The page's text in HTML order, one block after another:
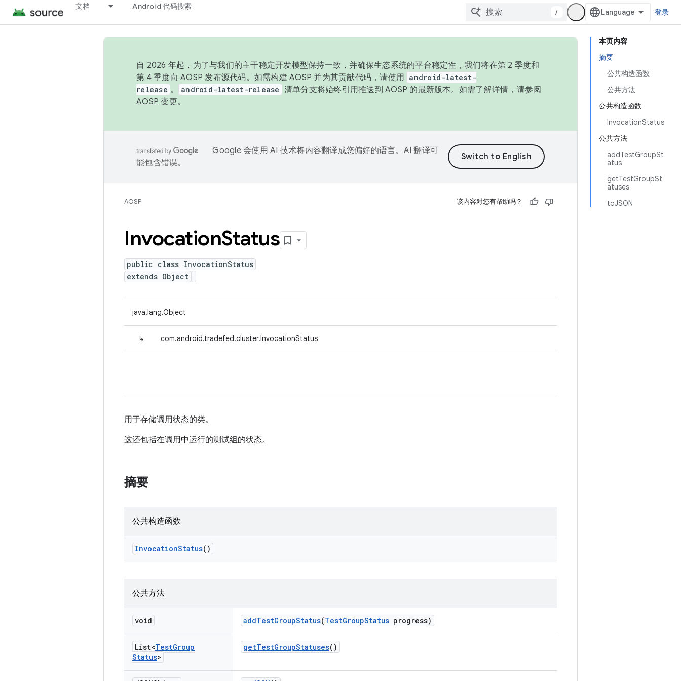
文档 Android 代码搜索
/ 登录
本页内容
摘要
公共构造函数
公共方法
公共构造函数
InvocationStatus
公共方法
addTestGroupSt
atus
getTestGroupSt
atuses
toJSON
自 2026 年起，为了与我们的主干稳定开发模型保持一致，并确保生态系统的平台稳定性，我们将在第 2 季度和
第 4 季度向 AOSP 发布源代码。如需构建 AOSP 并为其贡献代码，请使用 android-latest-
release 。 android-latest-release 清单分支将始终引用推送到 AOSP 的最新版本。如需了解详情，请参阅
AOSP 变更。
Google 会使用 AI 技术将内容翻译成您偏好的语言。AI 翻译可
能包含错误。
AOSP 该内容对您有帮助吗？
InvocationStatus
public class InvocationStatus
extends Object
java.lang.Object
↳ com.android.tradefed.cluster.InvocationStatus
用于存储调用状态的类。
这还包括在调用中运行的测试组的状态。
摘要
公共构造函数
InvocationStatus()
公共方法
void addTestGroupStatus(TestGroupStatus progress)
List<TestGroup
Status>
getTestGroupStatuses()